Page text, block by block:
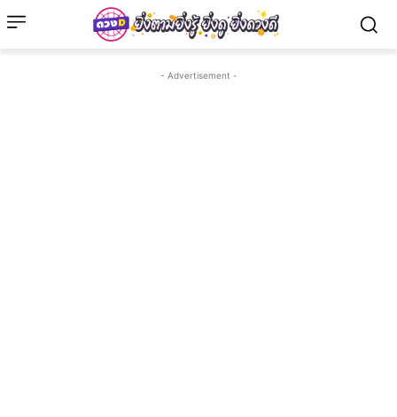
- Advertisement -